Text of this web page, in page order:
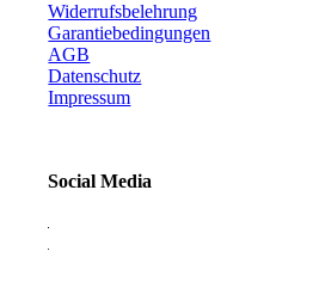
Widerrufsbelehrung
Garantiebedingungen
AGB
Datenschutz
Impressum
Social Media